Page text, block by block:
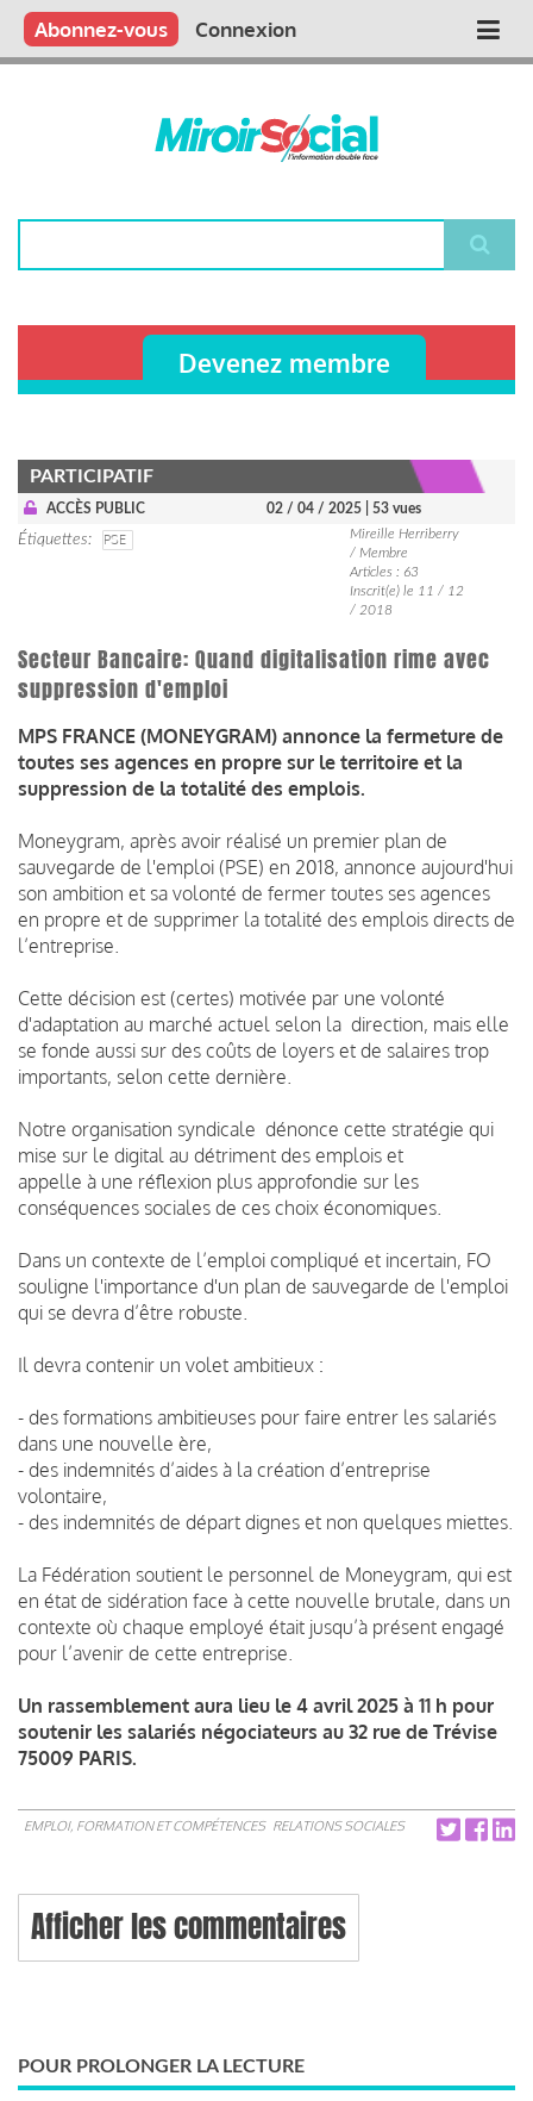
Aller
contenu
Main
Qui sommes nous ?
Vous publiez
Nous publions
Contactez-nous
Abonnez-vous Connexion
Devenez membre
PARTICIPATIF
ACCÈS PUBLIC 02 / 04 / 2025 | 53 vues
Étiquettes PSE
Mireille Herriberry
/ Membre
Articles : 63
Inscrit(e) le 11 / 12
/ 2018
Secteur Bancaire: Quand digitalisation rime avec
suppression d'emploi
MPS FRANCE (MONEYGRAM) annonce la fermeture de
toutes ses agences en propre sur le territoire et la
suppression de la totalité des emplois.
Moneygram, après avoir réalisé un premier plan de
sauvegarde de l'emploi (PSE) en 2018, annonce aujourd'hui
son ambition et sa volonté de fermer toutes ses agences
en propre et de supprimer la totalité des emplois directs de
l’entreprise.
Cette décision est (certes) motivée par une volonté
d'adaptation au marché actuel selon la direction, mais elle
se fonde aussi sur des coûts de loyers et de salaires trop
importants, selon cette dernière.
Notre organisation syndicale dénonce cette stratégie qui
mise sur le digital au détriment des emplois et
appelle à une réflexion plus approfondie sur les
conséquences sociales de ces choix économiques.
Dans un contexte de l’emploi compliqué et incertain, FO
souligne l'importance d'un plan de sauvegarde de l'emploi
qui se devra d’être robuste.
Il devra contenir un volet ambitieux :
- des formations ambitieuses pour faire entrer les salariés
dans une nouvelle ère,
- des indemnités d’aides à la création d’entreprise
volontaire,
- des indemnités de départ dignes et non quelques miettes.
La Fédération soutient le personnel de Moneygram, qui est
en état de sidération face à cette nouvelle brutale, dans un
contexte où chaque employé était jusqu’à présent engagé
pour l’avenir de cette entreprise.
Un rassemblement aura lieu le 4 avril 2025 à 11 h pour
soutenir les salariés négociateurs au 32 rue de Trévise
75009 PARIS.
EMPLOI, FORMATION ET COMPÉTENCES RELATIONS SOCIALES
Afficher les commentaires
POUR PROLONGER LA LECTURE